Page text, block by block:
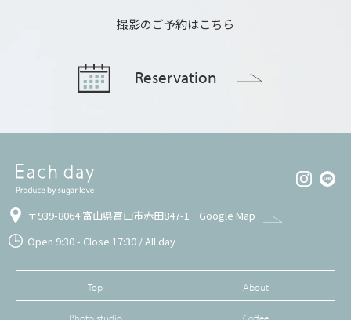
撮影のご予約はこちら
Reservation
〒939-8064 富山県富山市赤田847-1
Google Map
Open 9:30 - Close 17:30 / All day
Top About
Photo studio Coffee